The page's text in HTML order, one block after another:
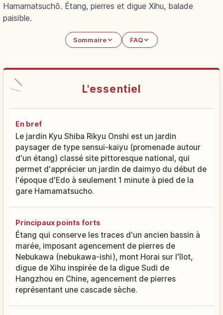
Hamamatsuchō. Étang, pierres et digue Xihu, balade
paisible.
Sommaire FAQ
L'essentiel
En bref
Le jardin Kyu Shiba Rikyu Onshi est un jardin
paysager de type sensui-kaiyu (promenade autour
d'un étang) classé site pittoresque national, qui
permet d'apprécier un jardin de daimyo du début de
l'époque d'Edo à seulement 1 minute à pied de la
gare Hamamatsucho.
Principaux points forts
Étang qui conserve les traces d'un ancien bassin à
marée, imposant agencement de pierres de
Nebukawa (nebukawa-ishi), mont Horai sur l'îlot,
digue de Xihu inspirée de la digue Sudi de
Hangzhou en Chine, agencement de pierres
représentant une cascade sèche.